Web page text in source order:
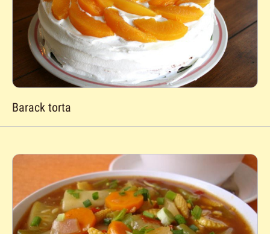
Barack torta